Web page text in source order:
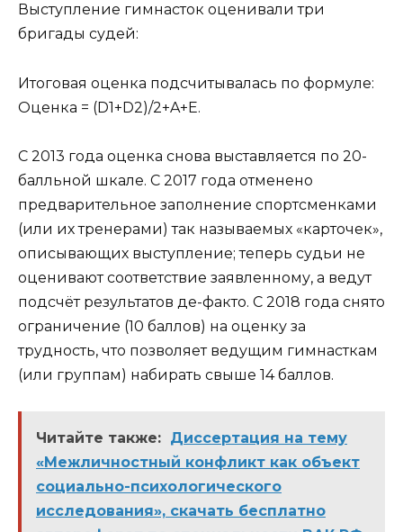
Выступление гимнасток оценивали три
бригады судей:
Итоговая оценка подсчитывалась по формуле:
Оценка = (D1+D2)/2+A+E.
С 2013 года оценка снова выставляется по 20-
балльной шкале. С 2017 года отменено
предварительное заполнение спортсменками
(или их тренерами) так называемых «карточек»,
описывающих выступление; теперь судьи не
оценивают соответствие заявленному, а ведут
подсчёт результатов де-факто. С 2018 года снято
ограничение (10 баллов) на оценку за
трудность, что позволяет ведущим гимнасткам
(или группам) набирать свыше 14 баллов.
Читайте также: Диссертация на тему
«Межличностный конфликт как объект
социально-психологического
исследования», скачать бесплатно